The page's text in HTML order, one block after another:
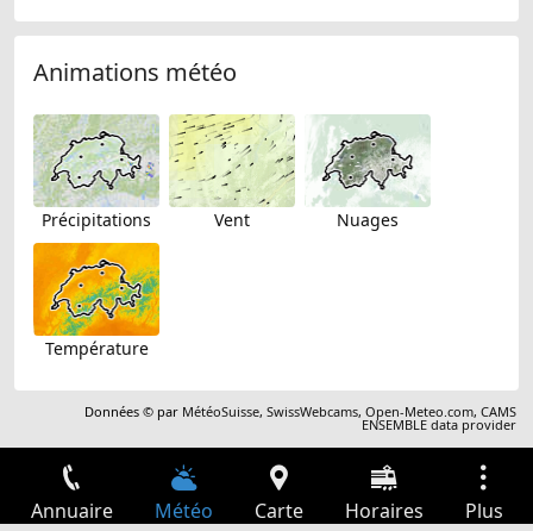
Animations météo
Précipitations Vent Nuages
Température
Données © par MétéoSuisse,SwissWebcams,Open-Meteo.com,CAMS
ENSEMBLE data provider
Annuaire Météo Carte Horaires Plus